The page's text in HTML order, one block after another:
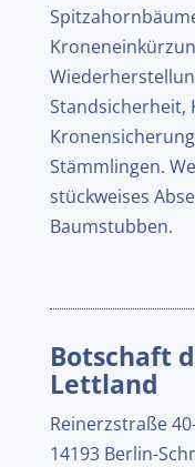
Standsicherheit,
Stämmlingen.
stückweises
Baumstubben.
Botschaft
Lettland
Reinerzstraße
14193 Berlin-